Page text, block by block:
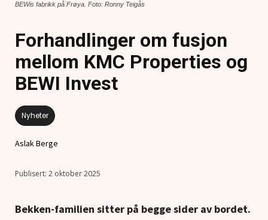
BEWis fabrikk på Frøya. Foto: Ronny Teigås
Forhandlinger om fusjon
mellom KMC Properties og
BEWI Invest
Nyheter
Aslak Berge
2 oktober 2025
Bekken-familien sitter på begge sider av bordet.